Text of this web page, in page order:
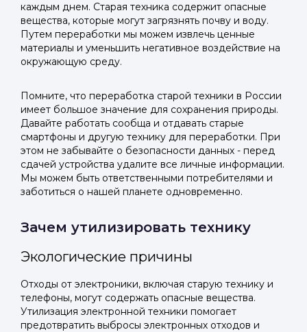
каждым днем. Старая техника содержит опасные
вещества, которые могут загрязнять почву и воду.
Путем переработки мы можем извлечь ценные
материалы и уменьшить негативное воздействие на
окружающую среду.
Помните, что переработка старой техники в России
имеет большое значение для сохранения природы.
Давайте работать сообща и отдавать старые
смартфоны и другую технику для переработки. При
этом не забывайте о безопасности данных - перед
сдачей устройства удалите все личные информации.
Мы можем быть ответственными потребителями и
заботиться о нашей планете одновременно.
Зачем утилизировать технику
Экологические причины
Отходы от электроники, включая старую технику и
телефоны, могут содержать опасные вещества.
Утилизация электронной техники помогает
предотвратить выбросы электронных отходов и